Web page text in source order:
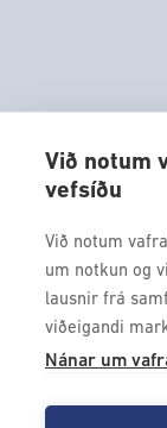
Við notum
vefsíðu
Við notum
um notkun og
lausnir frá
viðeigandi
Nánar um
Borgarleikhúsið
Ævintýraland
Fimmtudagur
VERTU MEÐ
Fáðu forskot á